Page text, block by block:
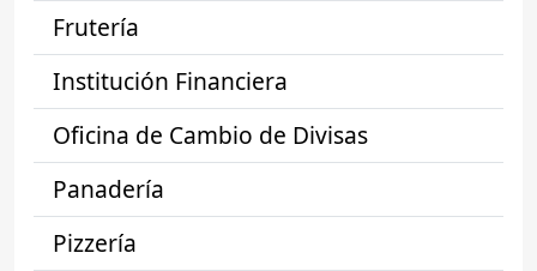
Frutería
Institución Financiera
Oficina de Cambio de Divisas
Panadería
Pizzería